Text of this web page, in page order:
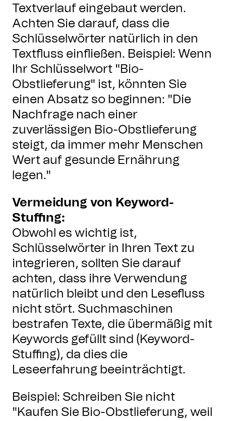
Textverlauf eingebaut werden.
Achten Sie darauf, dass die
Schlüsselwörter natürlich in den
Textfluss einfließen. Beispiel: Wenn
Ihr Schlüsselwort "Bio-
Obstlieferung" ist, könnten Sie
einen Absatz so beginnen: "Die
Nachfrage nach einer
zuverlässigen Bio-Obstlieferung
steigt, da immer mehr Menschen
Wert auf gesunde Ernährung
legen."
Vermeidung von Keyword-
Stuffing:
Obwohl es wichtig ist,
Schlüsselwörter in Ihren Text zu
integrieren, sollten Sie darauf
achten, dass ihre Verwendung
natürlich bleibt und den Lesefluss
nicht stört. Suchmaschinen
bestrafen Texte, die übermäßig mit
Keywords gefüllt sind (Keyword-
Stuffing), da dies die
Leseerfahrung beeinträchtigt.
Beispiel: Schreiben Sie nicht
"Kaufen Sie Bio-Obstlieferung, weil